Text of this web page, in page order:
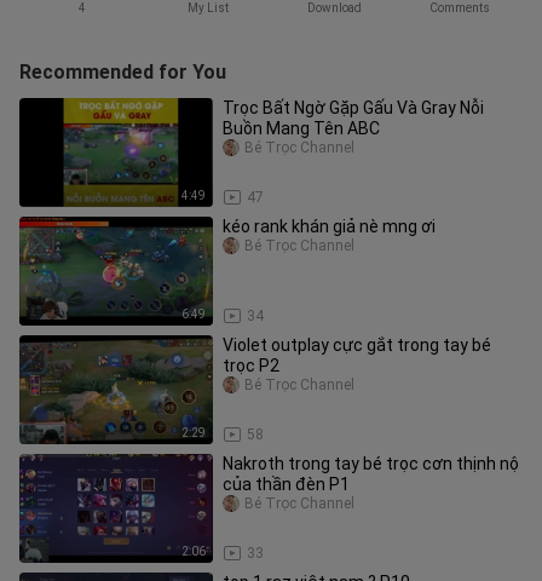
4 My List Download Comments
Recommended for You
4:49
Trọc Bất Ngờ Gặp Gấu Và Gray Nỗi
Buồn Mang Tên ABC
47
Bé Trọc Channel
6:49
kéo rank khán giả nè mng ơi
34
Bé Trọc Channel
2:29
Violet outplay cực gắt trong tay bé
trọc P2
58
Bé Trọc Channel
2:06
Nakroth trong tay bé trọc cơn thịnh nộ
của thần đèn P1
33
Bé Trọc Channel